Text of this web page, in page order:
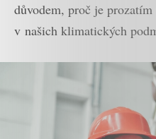
důvodem, proč je
v našich klimatických